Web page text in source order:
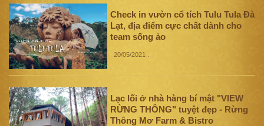
Check in vườn cổ tích Tulu Tula Đà
Lạt, địa điểm cực chất dành cho
team sống ảo
20/05/2021
Lạc lối ở nhà hàng bí mật "VIEW
RỪNG THÔNG" tuyệt đẹp - Rừng
Thông Mơ Farm & Bistro